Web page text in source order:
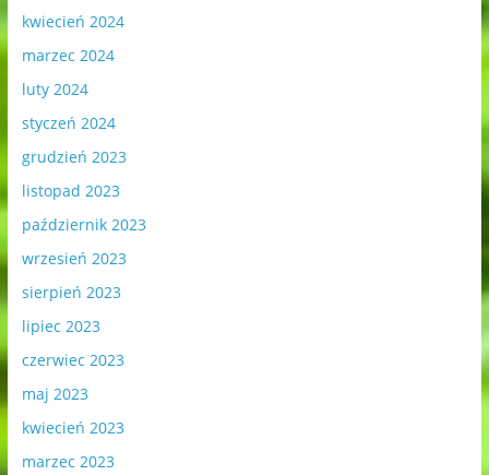
kwiecień 2024
marzec 2024
luty 2024
styczeń 2024
grudzień 2023
listopad 2023
październik 2023
wrzesień 2023
sierpień 2023
lipiec 2023
czerwiec 2023
maj 2023
kwiecień 2023
marzec 2023